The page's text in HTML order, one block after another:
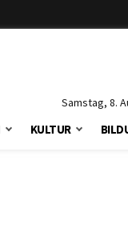
Samstag, 8.
KULTUR